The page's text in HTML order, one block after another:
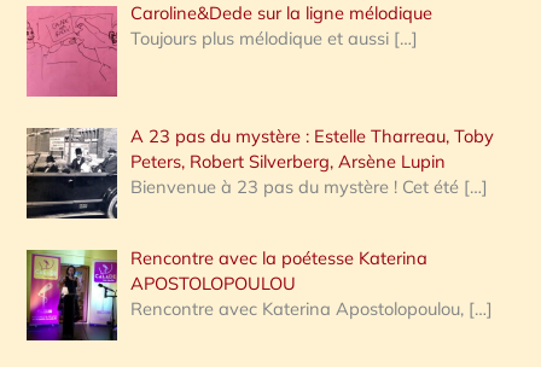
Caroline&Dede sur la ligne mélodique
Toujours plus mélodique et aussi […]
A 23 pas du mystère : Estelle Tharreau, Toby
Peters, Robert Silverberg, Arsène Lupin
Bienvenue à 23 pas du mystère ! Cet été […]
Rencontre avec la poétesse Katerina
APOSTOLOPOULOU
Rencontre avec Katerina Apostolopoulou, […]